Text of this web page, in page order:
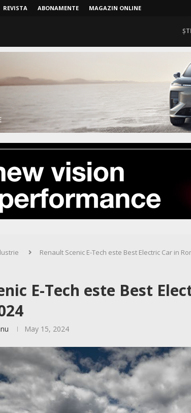
REVISTA ABONAMENTE MAGAZIN ONLINE
Renault Scenic E-Tech este Best Electric Car in
E-Tech este Best
May 15, 2024